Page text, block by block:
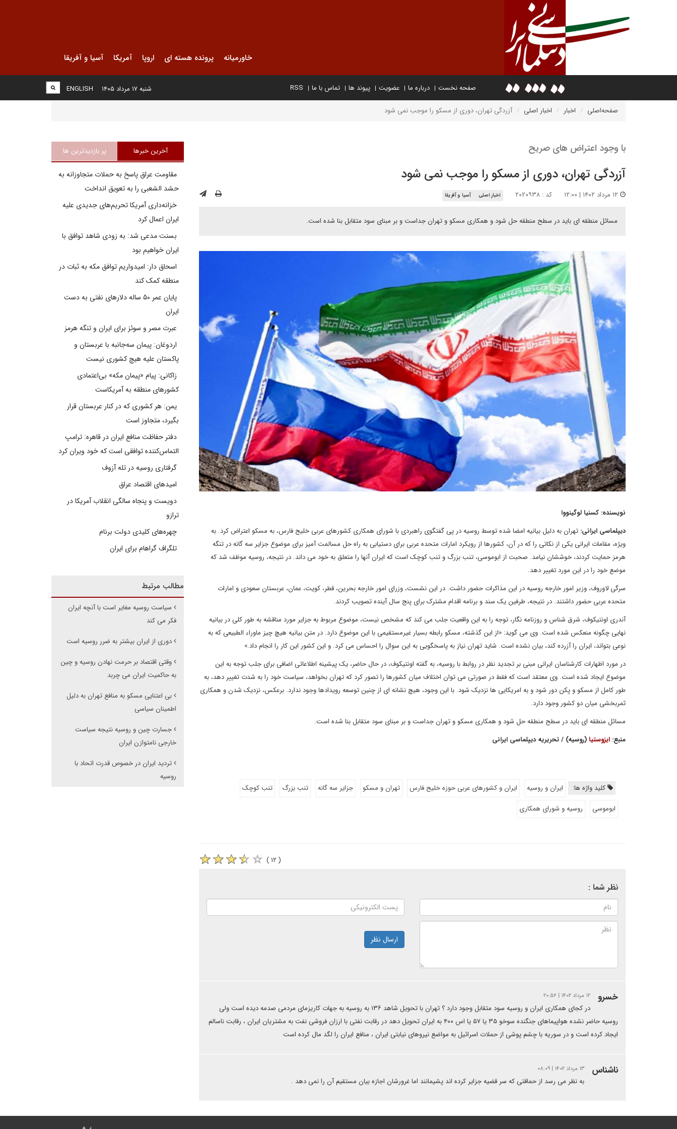
خاورمیانه پرونده هسته ای اروپا آمریکا آسیا و آفریقا
صفحه نخست درباره ما عضویت پیوند ها تماس با ما RSS
ENGLISH شنبه ۱۷ مرداد ۱۴۰۵
صفحه‌اصلی اخبار اخبار اصلی آزردگی تهران، دوری از مسکو را موجب نمی شود
با وجود اعتراض های صریح
آزردگی تهران، دوری از مسکو را موجب نمی شود
کد : ۲۰۲۰۹۳۸ اخبار اصلی آسیا و آفریقا
مسائل منطقه ای باید در سطح منطقه حل شود و همکاری مسکو و تهران جداست و بر مبنای سود متقابل بنا شده است.
نویسنده: کسنیا لوگینووا
دیپلماسی ایرانی: تهران به دلیل بیانیه امضا شده توسط روسیه در پی گفتگوی راهبردی با شورای همکاری کشورهای عربی خلیج فارس، به مسکو اعتراض کرد. به
ویژه، مقامات ایرانی یکی از نکاتی را که در آن، کشورها از رویکرد امارات متحده عربی برای دستیابی به راه حل مسالمت آمیز برای موضوع جزایر سه گانه در تنگه
هرمز حمایت کردند، خوششان نیامد. صحبت از ابوموسی، تنب بزرگ و تنب کوچک است که ایران آنها را متعلق به خود می داند. در نتیجه، روسیه موظف شد که
موضع خود را در این مورد تغییر دهد.
سرگی لاوروف، وزیر امور خارجه روسیه در این مذاکرات حضور داشت. در این نشست، وزرای امور خارجه بحرین، قطر، کویت، عمان، عربستان سعودی و امارات
متحده عربی حضور داشتند. در نتیجه، طرفین یک سند و برنامه اقدام مشترک برای پنج سال آینده تصویب کردند.
آندری اونتیکوف، شرق شناس و روزنامه نگار، توجه را به این واقعیت جلب می کند که مشخص نیست، موضوع مربوط به جزایر مورد مناقشه به طور کلی در بیانیه
نهایی چگونه منعکس شده است. وی می گوید: «از این گذشته، مسکو رابطه بسیار غیرمستقیمی با این موضوع دارد. در متن بیانیه هیچ چیز ماوراء الطبیعی که به
نوعی بتواند، ایران را آزرده کند، بیان نشده است. شاید تهران نیاز به پاسخگویی به این سوال را احساس می کرد. و این کشور این کار را انجام داد.»
در مورد اظهارات کارشناسان ایرانی مبنی بر تجدید نظر در روابط با روسیه، به گفته اونتیکوف، در حال حاضر، یک پیشینه اطلاعاتی اضافی برای جلب توجه به این
موضوع ایجاد شده است. وی معتقد است که فقط در صورتی می توان اختلاف میان کشورها را تصور کرد که تهران بخواهد، سیاست خود را به شدت تغییر دهد، به
طور کامل از مسکو و پکن دور شود و به امریکایی ها نزدیک شود. با این وجود، هیچ نشانه ای از چنین توسعه رویدادها وجود ندارد. برعکس، نزدیک شدن و همکاری
ثمربخشی میان دو کشور وجود دارد.
مسائل منطقه ای باید در سطح منطقه حل شود و همکاری مسکو و تهران جداست و بر مبنای سود متقابل بنا شده است.
منبع: ایزوستیا(روسیه) / تحریریه دیپلماسی ایرانی
کلید واژه ها: ایران و روسیه ایران و کشورهای عربی حوزه خلیج فارس تهران و مسکو جزایر سه گانه تنب بزرگ
تنب کوچک
ابوموسی
روسیه و شورای همکاری
( ۱۲ )
نظر شما :
ارسال نظر
خسرو ۱۲ مرداد ۱۴۰۲ | ۲۰:۵۶
در کجای همکاری ایران و روسیه سود متقابل وجود دارد ؟ تهران با تحویل شاهد ۱۳۶ به روسیه به جهات کاریزمای مردمی صدمه دیده است ولی
روسیه حاضر نشده هواپیماهای جنگنده سوخو ۳۵ یا ۵۷ یا اس ۴۰۰ به ایران تحویل دهد در رقابت نفتی با ارزان فروشی نفت به مشتریان ایران ، رقابت ناسالم
ایجاد کرده است و در سوریه با چشم پوشی از حملات اسرائیل به مواضع نیروهای نیابتی ایران ، منافع ایران را لگد مال کرده است
ناشناس ۱۳ مرداد ۱۴۰۲ | ۰۸:۰۹
به نظر می رسد از حماقتی که سر قضیه جزایر کرده اند پشیمانند اما غرورشان اجازه بیان مستقیم آن را نمی دهد .
آخرین خبرها پر بازدیدترین ها
مقاومت عراق پاسخ به حملات متجاوزانه به
حشد الشعبی را به تعویق انداخت
خزانه‌داری آمریکا تحریم‌های جدیدی علیه
ایران اعمال کرد
بسنت مدعی شد: به زودی شاهد توافق با
ایران خواهیم بود
اسحاق دار: امیدواریم توافق مکه به ثبات در
منطقه کمک کند
پایان عمر ۵۰ ساله دلارهای نفتی به دست
ایران
عبرت مصر و سوئز برای ایران و تنگه هرمز
اردوغان: پیمان سه‌جانبه با عربستان و
پاکستان علیه هیچ کشوری نیست
زاکانی: پیام «پیمان مکه» بی‌اعتمادی
کشورهای منطقه به آمریکاست
یمن: هر کشوری که در کنار عربستان قرار
بگیرد، متجاوز است
دفتر حفاظت منافع ایران در قاهره: ترامپ
التماس‌کننده توافقی است که خود ویران کرد
گرفتاری روسیه در تله آزوف
امیدهای اقتصاد عراق
دویست و پنجاه سالگی انقلاب آمریکا در
ترازو
چهره‌های کلیدی دولت برنام
تلگراف گراهام برای ایران
مطالب مرتبط
سیاست روسیه مغایر است با آنچه ایران
فکر می کند
دوری از ایران بیشتر به ضرر روسیه است
وقتی اقتصاد بر حرمت نهادن روسیه و چین
به حاکمیت ایران می چربد
بی اعتنایی مسکو به منافع تهران به دلیل
اطمینان سیاسی
جسارت چین و روسیه نتیجه سیاست
خارجی نامتوازن ایران
تردید ایران در خصوص قدرت اتحاد با
روسیه